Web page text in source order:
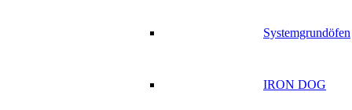
Systemgrundöfen
IRON DOG